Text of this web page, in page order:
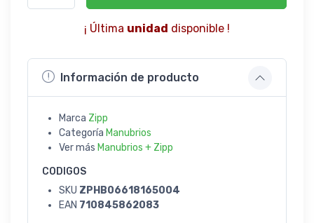
¡ Última unidad disponible !
Información de producto
Marca Zipp
Categoría Manubrios
Ver más Manubrios + Zipp
CODIGOS
SKU ZPHB06618165004
EAN 710845862083